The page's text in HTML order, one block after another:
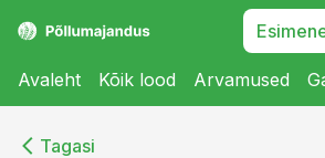
Avaleht Kõik lood Arvamused
Tagasi